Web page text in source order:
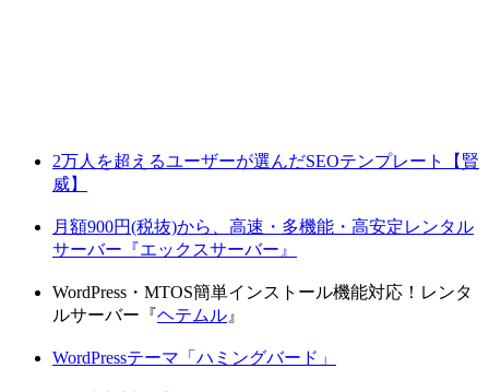
2万人を超えるユーザーが選んだSEOテンプレート【賢
威】
月額900円(税抜)から、高速・多機能・高安定レンタル
サーバー『エックスサーバー』
WordPress・MTOS簡単インストール機能対応！レンタ
ルサーバー『ヘテムル 』
WordPressテーマ「ハミングバード」